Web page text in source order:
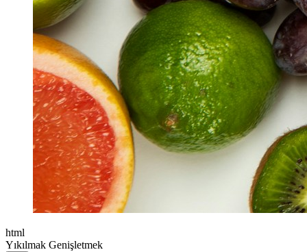
html
Yıkılmak Genişletmek